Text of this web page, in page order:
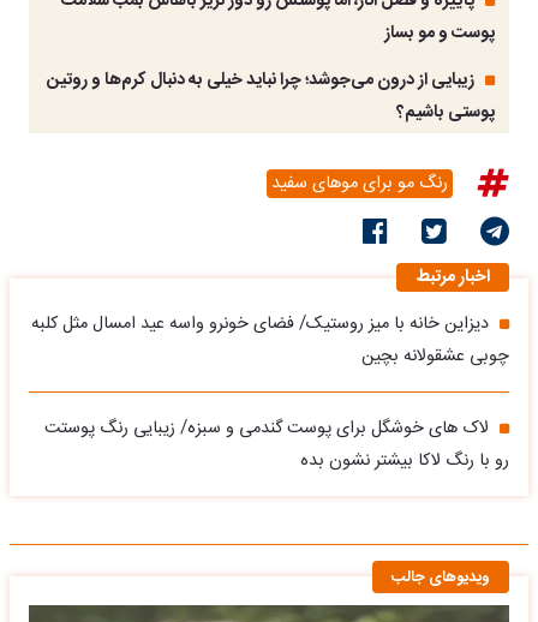
پوست و مو بساز
زیبایی از درون می‌جوشد؛ چرا نباید خیلی به دنبال کرم‌ها و روتین
پوستی باشیم؟
رنگ مو برای موهای سفید
اخبار مرتبط
دیزاین خانه با میز روستیک/ فضای خونرو واسه عید امسال مثل کلبه
چوبی عشقولانه بچین
لاک‌ های خوشگل برای پوست گندمی و سبزه/ زیبایی رنگ پوستت
رو با رنگ لاکا بیشتر نشون بده
ویدیوهای جالب